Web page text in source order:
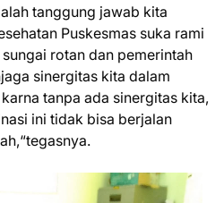
tanggung jawab kita
Puskesmas suka rami
rotan dan pemerintah
sinergitas kita dalam
tanpa ada sinergitas kita,
ini tidak bisa berjalan